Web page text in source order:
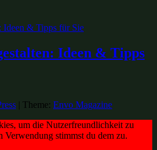
Ideen & Tipps
| Theme: Envo Magazine
um die Nutzerfreundlichkeit zu
Verwendung stimmst du dem zu.